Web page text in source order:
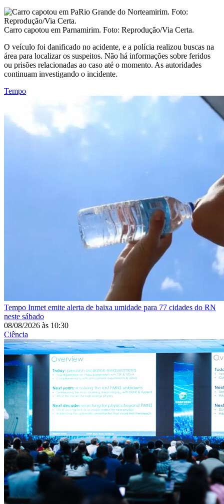
Carro capotou em Parnamirim. Foto: Reprodução/Via Certa.
O veículo foi danificado no acidente, e a polícia realizou buscas na
área para localizar os suspeitos. Não há informações sobre feridos
ou prisões relacionadas ao caso até o momento. As autoridades
continuam investigando o incidente.
Tempo
Tempo Inmet emite alerta de baixa umidade para 77 cidades do RN
neste sábado
08/08/2026 às 10:30
Ciência